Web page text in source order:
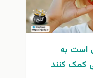
است به
کمک کنند